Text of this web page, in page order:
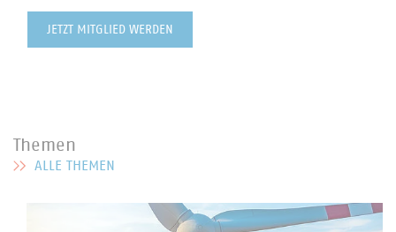
JETZT MITGLIED WERDEN
Themen
MEHR ZU THEMEN
ALLE THEMEN